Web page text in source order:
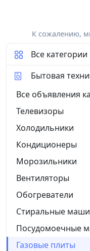
К сожалению,
Все категории
Бытовая
Все объявления
Телевизоры
Холодильники
Кондиционеры
Морозильники
Вентиляторы
Обогреватели
Стиральные
Посудомоечные
Газовые плиты